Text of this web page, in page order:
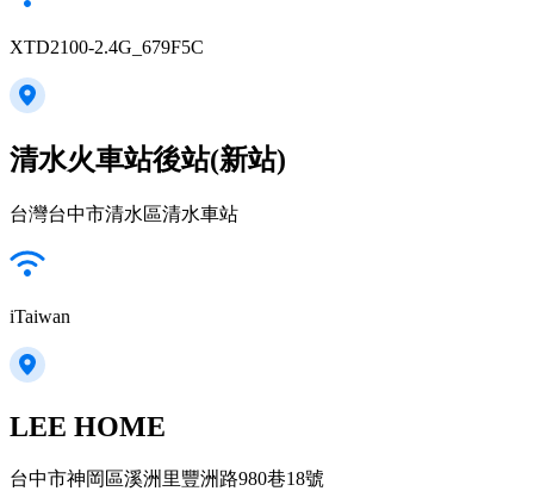
XTD2100-2.4G_679F5C
清水火車站後站(新站)
台灣台中市清水區清水車站
iTaiwan
LEE HOME
台中市神岡區溪洲里豐洲路980巷18號